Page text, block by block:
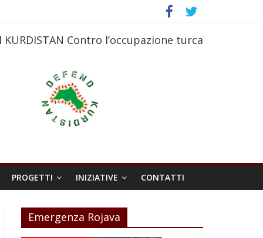
KURDISTAN Contro l’occupazione turca
PROGETTI INIZIATIVE CONTATTI
Emergenza Rojava